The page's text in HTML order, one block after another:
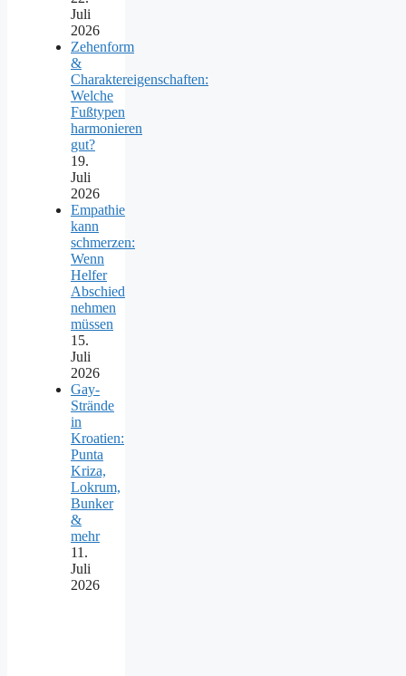
Juli
2026
Zehenform
&
Charaktereigenschaften:
Welche
Fußtypen
harmonieren
gut?
19.
Juli
2026
Empathie
kann
schmerzen:
Wenn
Helfer
Abschied
nehmen
müssen
15.
Juli
2026
Gay-
Strände
in
Kroatien:
Punta
Kriza,
Lokrum,
Bunker
&
mehr
11.
Juli
2026